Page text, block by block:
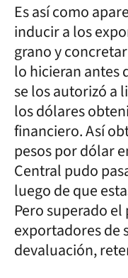
Es así como
inducir a los
grano y
lo hicieran antes
se los autorizó a
los dólares
financiero. Así
pesos por dólar
Central pudo
luego de que
Pero superado
exportadores de
devaluación,